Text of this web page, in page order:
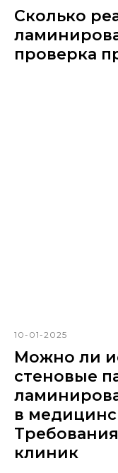
Сколько
проверка
10-01-2025
Можно ли
стеновые
в
клиник